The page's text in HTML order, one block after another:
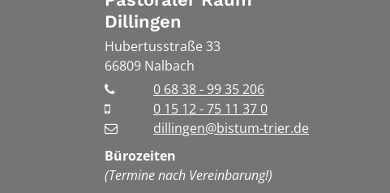
Dillingen
Hubertusstraße 33
66809 Nalbach
0 68 38 - 99 35 206
0 15 12 - 75 11 37 0
dillingen@bistum-trier.de
Bürozeiten
(Termine nach Vereinbarung!)